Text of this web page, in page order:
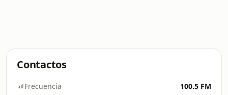
Contactos
Frecuencia 100.5 FM